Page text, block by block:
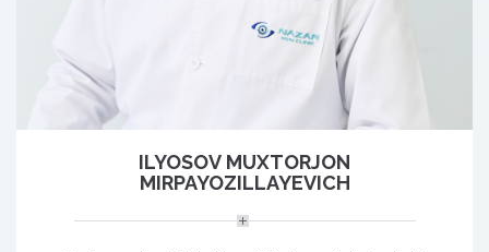
ILYOSOV MUXTORJON
MIRPAYOZILLAYEVICH